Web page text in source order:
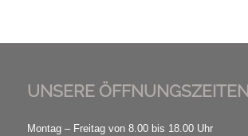
UNSERE ÖFFNUNGSZEITEN
Montag – Freitag von 8.00 bis 18.00 Uhr